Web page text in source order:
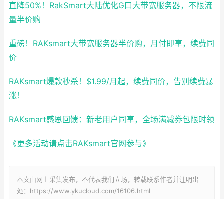
直降50%！RakSmart大陆优化G口大带宽服务器，不限流
量半价购
重磅！RAKsmart大带宽服务器半价购，月付即享，续费同
价
RAKsmart爆款秒杀！$1.99/月起，续费同价，告别续费暴
涨！
RAKsmart感恩回馈：新老用户同享，全场满减券包限时领
《更多活动请点击RAKsmart官网参与》
本文由网上采集发布，不代表我们立场，转载联系作者并注明出
处：https://www.ykucloud.com/16106.html